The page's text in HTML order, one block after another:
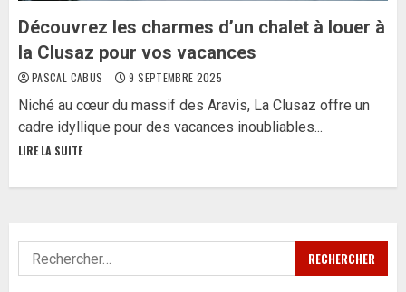
Découvrez les charmes d’un chalet à louer à
la Clusaz pour vos vacances
PASCAL CABUS 9 SEPTEMBRE 2025
Niché au cœur du massif des Aravis, La Clusaz offre un
cadre idyllique pour des vacances inoubliables...
LIRE LA SUITE
Rechercher :